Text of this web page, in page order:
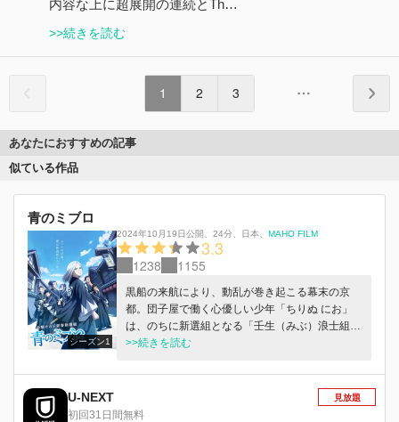
内容な上に超展開の連続とTh…
>>続きを読む
1 2 3
あなたにおすすめの記事
似ている作品
青のミブロ
シーズン1
2024年10月19日公開 24分 日本 MAHO FILM
3.3
1238 1155
黒船の来航により、動乱が巻き起こる幕末の京
都。団子屋で働く心優しい少年「ちりぬ にお」
は、のちに新選組となる「壬生（みぶ）浪士組
（ろうしぐみ）」、通称“ミブロ”の土方歳三、沖
われる時代。自らの正義を胸に、京の街を守
る“ミブロ”の面々との出会いをきっかけに、ふつ
うの13歳の運命が、大きく動き出す！ 命懸け
>>続きを読む
U-NEXT
初回31日間無料
見放題